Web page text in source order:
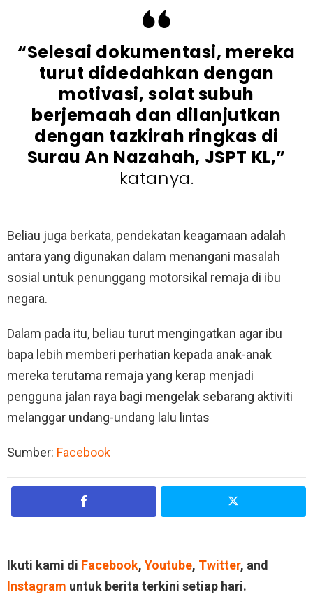
“Selesai dokumentasi, mereka
turut didedahkan dengan
motivasi, solat subuh
berjemaah dan dilanjutkan
dengan tazkirah ringkas di
Surau An Nazahah, JSPT KL,”
katanya.
Beliau juga berkata, pendekatan keagamaan adalah
antara yang digunakan dalam menangani masalah
sosial untuk penunggang motorsikal remaja di ibu
negara.
Dalam pada itu, beliau turut mengingatkan agar ibu
bapa lebih memberi perhatian kepada anak-anak
mereka terutama remaja yang kerap menjadi
pengguna jalan raya bagi mengelak sebarang aktiviti
melanggar undang-undang lalu lintas
Sumber: Facebook
Ikuti kami di Facebook, Youtube, Twitter, and
Instagram untuk berita terkini setiap hari.